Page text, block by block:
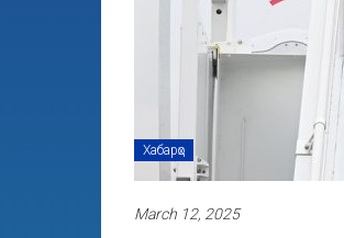
Хабарҳо
March 12, 2025